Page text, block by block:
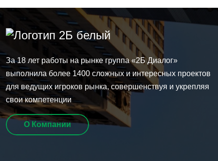
За 18 лет работы на рынке группа«2Б Диалог»
выполнила более 1400 сложных и интересных проектов
для ведущих игроков рынка, совершенствуя и укрепляя
свои компетенции
О Компании